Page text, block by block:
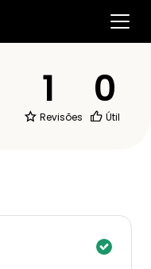
1
Revisões
0
Útil